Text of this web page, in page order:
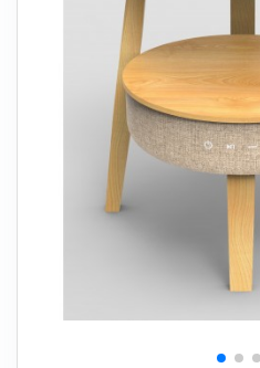
ENTREMØBLER
HAVEMØBLER